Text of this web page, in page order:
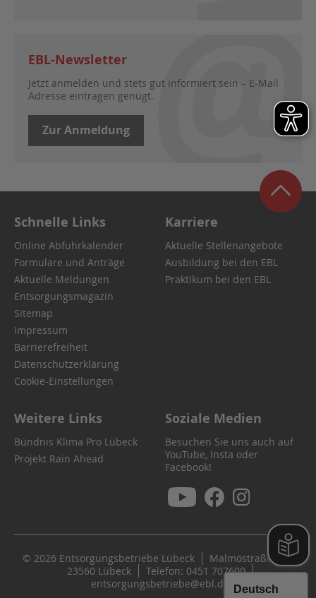
EBL-Newsletter
Jetzt anmelden und stets gut informiert sein – E-Mail
Adresse eintragen genügt.
Zur Anmeldung
Schnelle Links
Online Abfuhrkalender
Formulare und Anträge
Aktuelle Meldungen
Entsorgungsmagazin
Sitemap
Impressum
Barrierefreiheit
Datenschutzerklärung
Cookie-Einstellungen
Karriere
Aktuelle Stellenangebote
Ausbildung bei den EBL
Praktikum bei den EBL
Weitere Links
Bündnis Klima Pro Lübeck
Projekt Rain Ahead
Soziale Medien
Besuchen Sie uns auch auf
YouTube, Insta oder
Facebook!
© 2026 Entsorgungsbetriebe Lübeck
Malmöstraße 22
23560 Lübeck
Telefon: 0451 707600
entsorgungsbetriebe@ebl.de